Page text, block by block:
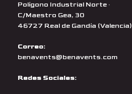
Polígono Industrial Norte ·
C/Maestro Gea, 30
46727 Real de Gandía (Valencia)
Correo:
benavents@benavents.com
Redes Sociales: